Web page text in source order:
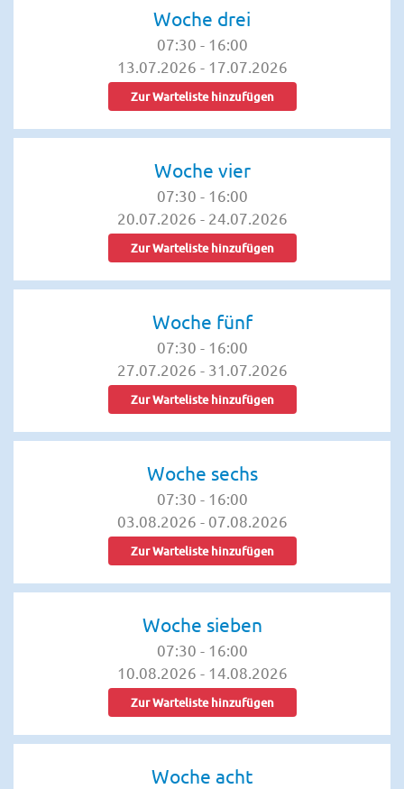
Woche drei
07:30 - 16:00
13.07.2026 - 17.07.2026
Zur Warteliste hinzufügen
Woche vier
07:30 - 16:00
20.07.2026 - 24.07.2026
Zur Warteliste hinzufügen
Woche fünf
07:30 - 16:00
27.07.2026 - 31.07.2026
Zur Warteliste hinzufügen
Woche sechs
07:30 - 16:00
03.08.2026 - 07.08.2026
Zur Warteliste hinzufügen
Woche sieben
07:30 - 16:00
10.08.2026 - 14.08.2026
Zur Warteliste hinzufügen
Woche acht